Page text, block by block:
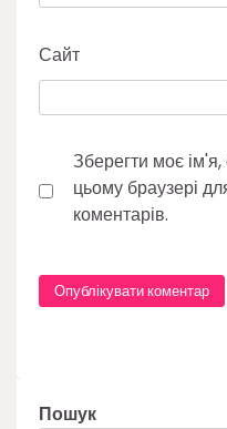
Сайт
Зберегти моє
цьому браузері
коментарів.
Пошук